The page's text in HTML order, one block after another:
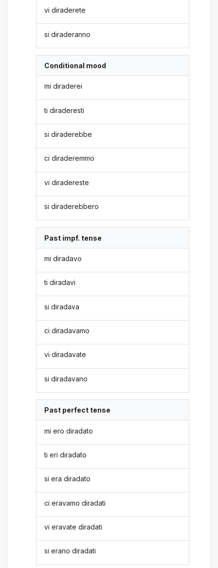
vi diraderete
si diraderanno
Conditional mood
mi diraderei
ti diraderesti
si diraderebbe
ci diraderemmo
vi diradereste
si diraderebbero
Past impf. tense
mi diradavo
ti diradavi
si diradava
ci diradavamo
vi diradavate
si diradavano
Past perfect tense
mi ero diradato
ti eri diradato
si era diradato
ci eravamo diradati
vi eravate diradati
si erano diradati